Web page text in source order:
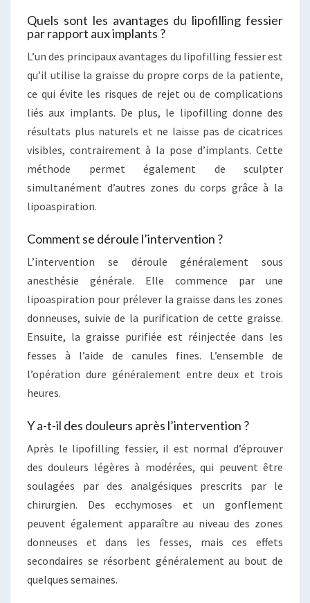
Quels sont les avantages du lipofilling fessier
par rapport aux implants ?
L’un des principaux avantages du lipofilling fessier est
qu’il utilise la graisse du propre corps de la patiente,
ce qui évite les risques de rejet ou de complications
liés aux implants. De plus, le lipofilling donne des
résultats plus naturels et ne laisse pas de cicatrices
visibles, contrairement à la pose d’implants. Cette
méthode permet également de sculpter
simultanément d’autres zones du corps grâce à la
lipoaspiration.
Comment se déroule l’intervention ?
L’intervention se déroule généralement sous
anesthésie générale. Elle commence par une
lipoaspiration pour prélever la graisse dans les zones
donneuses, suivie de la purification de cette graisse.
Ensuite, la graisse purifiée est réinjectée dans les
fesses à l’aide de canules fines. L’ensemble de
l’opération dure généralement entre deux et trois
heures.
Y a-t-il des douleurs après l’intervention ?
Après le lipofilling fessier, il est normal d’éprouver
des douleurs légères à modérées, qui peuvent être
soulagées par des analgésiques prescrits par le
chirurgien. Des ecchymoses et un gonflement
peuvent également apparaître au niveau des zones
donneuses et dans les fesses, mais ces effets
secondaires se résorbent généralement au bout de
quelques semaines.